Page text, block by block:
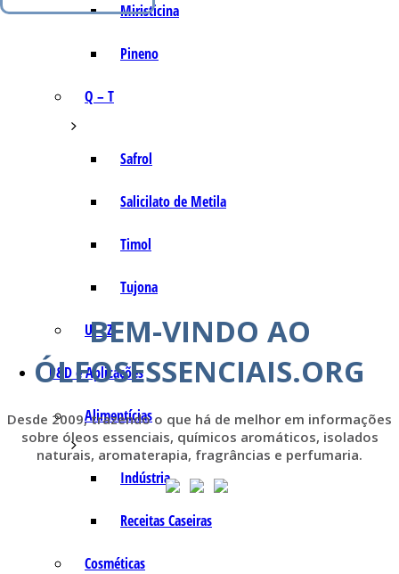
Miristicina
Pineno
Q – T
Safrol
Salicilato de Metila
Timol
Tujona
U – Z
P&D e Aplicações
Alimentícias
Indústria
Receitas Caseiras
Cosméticas
BEM-VINDO AO
ÓLEOSESSENCIAIS.ORG
Desde 2009, trazendo o que há de melhor em informações
sobre óleos essenciais, químicos aromáticos, isolados
naturais, aromaterapia, fragrâncias e perfumaria.